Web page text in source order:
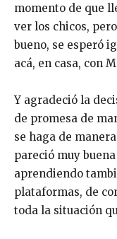
momento de que
ver los chicos,
bueno, se esperó
acá, en casa, con
Y agradeció la
de promesa de
se haga de
pareció muy
aprendiendo
plataformas, de
toda la situación